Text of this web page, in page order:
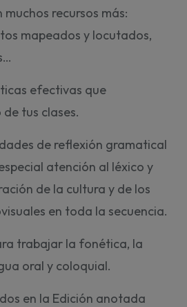
recursos más:
mapeados y locutados,
efectivas que
tus clases.
de reflexión gramatical
atención al léxico y
de la cultura y de los
en toda la secuencia.
trabajar la fonética, la
oral y coloquial.
en la Edición anotada